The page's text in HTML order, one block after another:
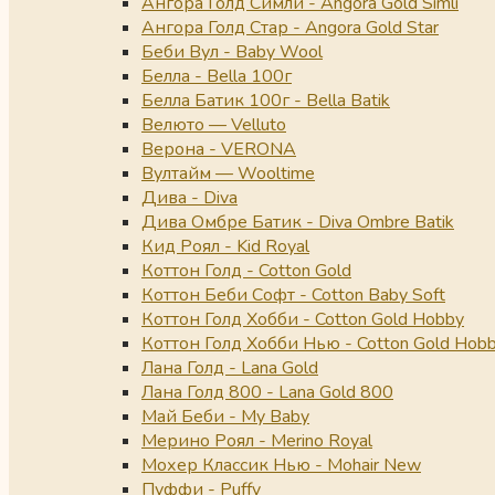
Ангора Голд Стар - Angora Gold Star
Беби Вул - Baby Wool
Белла - Bella 100г
Белла Батик 100г - Bella Batik
Велюто — Velluto
Верона - VERONA
Вултайм — Wooltime
Дива - Diva
Дива Омбре Батик - Diva Ombre Batik
Кид Роял - Kid Royal
Коттон Голд - Cotton Gold
Коттон Беби Софт - Cotton Baby Soft
Коттон Голд Хобби - Cotton Gold Hobby
Коттон Голд Хобби Нью - Cotton Gold
Лана Голд - Lana Gold
Лана Голд 800 - Lana Gold 800
Май Беби - My Baby
Мерино Роял - Merino Royal
Мохер Классик Нью - Mohair New
Пуффи - Puffy